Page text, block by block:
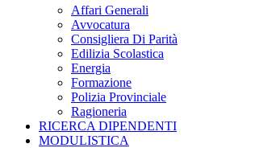
Affari Generali
Avvocatura
Consigliera Di Parità
Edilizia Scolastica
Energia
Formazione
Polizia Provinciale
Ragioneria
RICERCA DIPENDENTI
MODULISTICA